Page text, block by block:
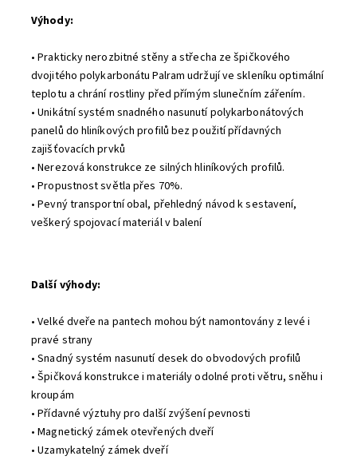
Výhody:
• Prakticky nerozbitné stěny a střecha ze špičkového
dvojitého polykarbonátu Palram udržují ve skleníku optimální
teplotu a chrání rostliny před přímým slunečním zářením.
• Unikátní systém snadného nasunutí polykarbonátových
panelů do hliníkových profilů bez použití přídavných
zajišťovacích prvků
• Nerezová konstrukce ze silných hliníkových profilů.
• Propustnost světla přes 70%.
• Pevný transportní obal, přehledný návod k sestavení,
veškerý spojovací materiál v balení
Další výhody:
• Velké dveře na pantech mohou být namontovány z levé i
pravé strany
• Snadný systém nasunutí desek do obvodových profilů
• Špičková konstrukce i materiály odolné proti větru, sněhu i
kroupám
• Přídavné výztuhy pro další zvýšení pevnosti
• Magnetický zámek otevřených dveří
• Uzamykatelný zámek dveří